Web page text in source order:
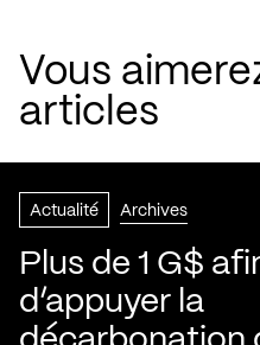
Vous
articles
Actualité Archives
Plus de 1 G$
d’appuyer la